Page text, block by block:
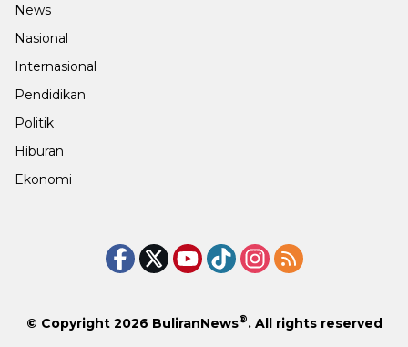
News
Nasional
Internasional
Pendidikan
Politik
Hiburan
Ekonomi
© Copyright 2026 BuliranNews®. All rights reserved